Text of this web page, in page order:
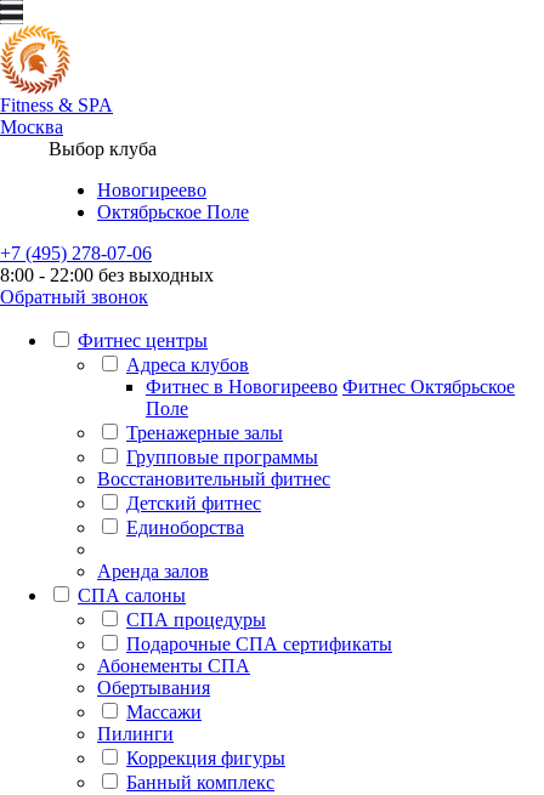
Fitness & SPA
Москва
Выбор клуба
Новогиреево
Октябрьское Поле
+7 (495) 278-07-06
8:00 - 22:00 без выходных
Обратный звонок
Фитнес центры
Адреса клубов
Фитнес в Новогиреево Фитнес Октябрьское
Поле
Тренажерные залы
Групповые программы
Восстановительный фитнес
Детский фитнес
Единоборства
Аренда залов
СПА салоны
СПА процедуры
Подарочные СПА сертификаты
Абонементы СПА
Обертывания
Массажи
Пилинги
Коррекция фигуры
Банный комплекс